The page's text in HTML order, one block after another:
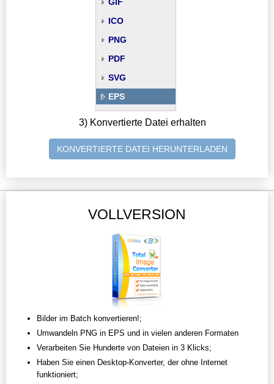
ICO
PNG
PDF
SVG
EPS
3) Konvertierte Datei erhalten
KONVERTIERTE DATEI HERUNTERLADEN
VOLLVERSION
Bilder im Batch konvertieren!;
Umwandeln PNG in EPS und in vielen anderen Formaten
Verarbeiten Sie Hunderte von Dateien in 3 Klicks;
Haben Sie einen Desktop-Konverter, der ohne Internet
funktioniert;